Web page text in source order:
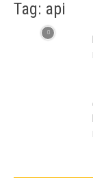
Tag: api